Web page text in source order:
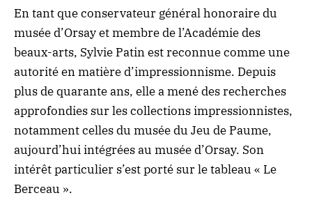
En tant que conservateur général honoraire du
musée d’Orsay et membre de l’Académie des
beaux-arts, Sylvie Patin est reconnue comme une
autorité en matière d’impressionnisme. Depuis
plus de quarante ans, elle a mené des recherches
approfondies sur les collections impressionnistes,
notamment celles du musée du Jeu de Paume,
aujourd’hui intégrées au musée d’Orsay. Son
intérêt particulier s’est porté sur le tableau « Le
Berceau ».